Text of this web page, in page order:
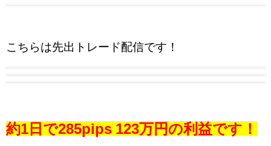
こちらは先出トレード配信です！
約1日で285pips 123万円の利益です！